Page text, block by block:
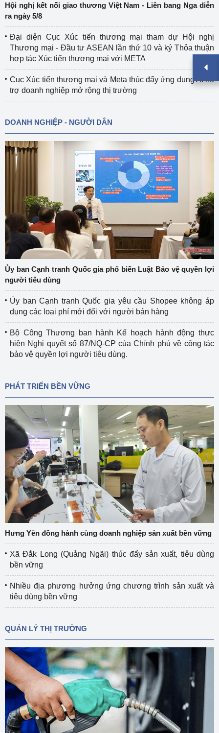
Hội nghị kết nối giao thương Việt Nam - Liên bang Nga diễn
ra ngày 5/8
Đại diện Cục Xúc tiến thương mại tham dự Hội nghị
Thương mại - Đầu tư ASEAN lần thứ 10 và ký Thỏa thuận
hợp tác Xúc tiến thương mại với META
Cục Xúc tiến thương mại và Meta thúc đẩy ứng dụng AI hỗ
trợ doanh nghiệp mở rộng thị trường
DOANH NGHIỆP - NGƯỜI DÂN
Ủy ban Cạnh tranh Quốc gia phổ biến Luật Bảo vệ quyền lợi
người tiêu dùng
Ủy ban Cạnh tranh Quốc gia yêu cầu Shopee không áp
dụng các loại phí mới đối với người bán hàng
Bộ Công Thương ban hành Kế hoạch hành động thực
hiện Nghị quyết số 87/NQ-CP của Chính phủ về công tác
bảo vệ quyền lợi người tiêu dùng.
PHÁT TRIỂN BỀN VỮNG
Hưng Yên đồng hành cùng doanh nghiệp sản xuất bền vững
Xã Đắk Long (Quảng Ngãi) thúc đẩy sản xuất, tiêu dùng
bền vững
Nhiều địa phương hưởng ứng chương trình sản xuất và
tiêu dùng bền vững
QUẢN LÝ THỊ TRƯỜNG